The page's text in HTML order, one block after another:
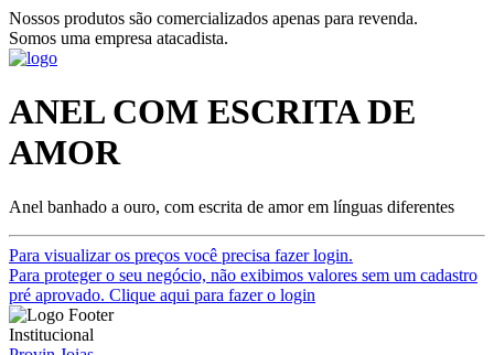
Nossos produtos são comercializados apenas para revenda.
Somos uma empresa atacadista.
ANEL COM ESCRITA DE
AMOR
Anel banhado a ouro, com escrita de amor em línguas diferentes
Para visualizar os preços você precisa fazer login.
Para proteger o seu negócio, não exibimos valores sem um cadastro
pré aprovado. Clique aqui para fazer o login
Institucional